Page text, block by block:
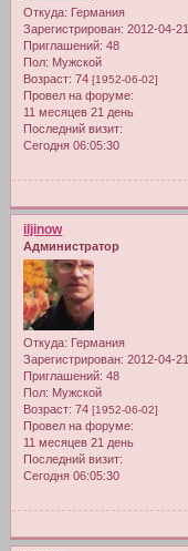
Откуда: Германия
Зарегистрирован: 2012-04-21
Приглашений: 48
Пол: Мужской
Возраст: 74[1952-06-02]
Провел на форуме:
11 месяцев 21 день
Последний визит:
Сегодня 06:05:30
iljinow
Администратор
Откуда: Германия
Зарегистрирован: 2012-04-21
Приглашений: 48
Пол: Мужской
Возраст: 74[1952-06-02]
Провел на форуме:
11 месяцев 21 день
Последний визит:
Сегодня 06:05:30